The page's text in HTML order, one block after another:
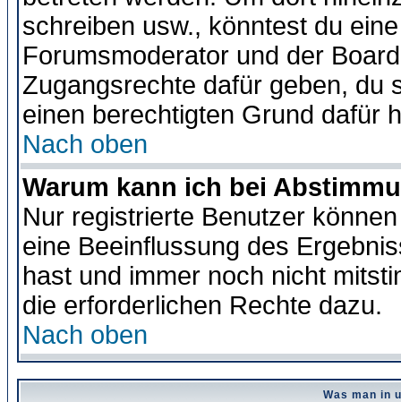
schreiben usw., könntest du
Forumsmoderator und der
Zugangsrechte dafür geben, du
einen berechtigten Grund dafür
Nach oben
Warum kann ich bei
Nur registrierte Benutzer
eine Beeinflussung des
hast und immer noch nicht
die erforderlichen Rechte dazu.
Nach oben
Was man in